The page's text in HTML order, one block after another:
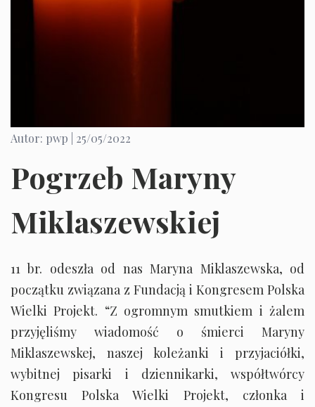
Autor: pwp | 25/05/2022
Pogrzeb Maryny
Miklaszewskiej
11 br. odeszła od nas Maryna Miklaszewska, od
początku związana z Fundacją i Kongresem Polska
Wielki Projekt. “Z ogromnym smutkiem i żalem
przyjęliśmy wiadomość o śmierci Maryny
Miklaszewskej, naszej koleżanki i przyjaciółki,
wybitnej pisarki i dziennikarki, współtwórcy
Kongresu Polska Wielki Projekt, członka i